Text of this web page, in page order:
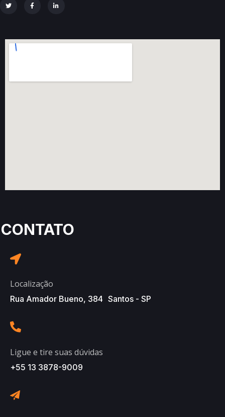
CONTATO
Localização
Rua Amador Bueno, 384 Santos - SP
Ligue e tire suas dúvidas
+55 13 3878-9009